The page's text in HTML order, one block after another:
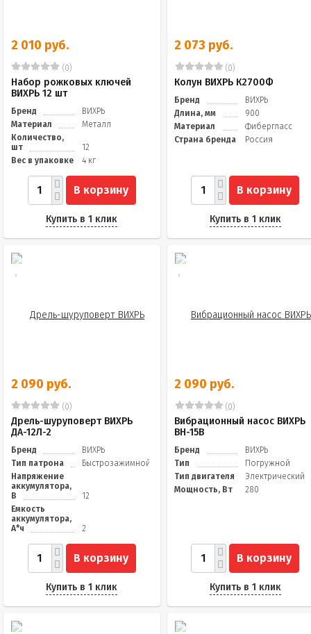
2 010 руб.
(0)
Набор рожковых ключей
ВИХРЬ 12 шт
Бренд
ВИХРЬ
Материал
Металл
Количество,
шт
12
Вес в упаковке
4 кг
В корзину
Купить в 1 клик
2 073 руб.
(0)
Колун ВИХРЬ К2700Ф
Бренд
ВИХРЬ
Длина, мм
900
Материал
Фибергласс
Страна бренда
Россия
В корзину
Купить в 1 клик
2 090 руб.
(0)
Дрель-шуруповерт ВИХРЬ
ДА-12Л-2
Бренд
ВИХРЬ
Тип патрона
Быстрозажимной
Напряжение
аккумулятора,
В
12
Емкость
аккумулятора,
А*ч
2
В корзину
Купить в 1 клик
2 090 руб.
(0)
Вибрационный насос ВИХРЬ
ВН-15В
Бренд
ВИХРЬ
Тип
Погружной
Тип двигателя
Электрический
Мощность, Вт
280
В корзину
Купить в 1 клик